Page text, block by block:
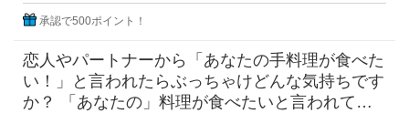
承認で500ポイント！
恋人やパートナーから「あなたの手料理が食べた
い！」と言われたらぶっちゃけどんな気持ちです
か？ 「あなたの」料理が食べたいと言われて素